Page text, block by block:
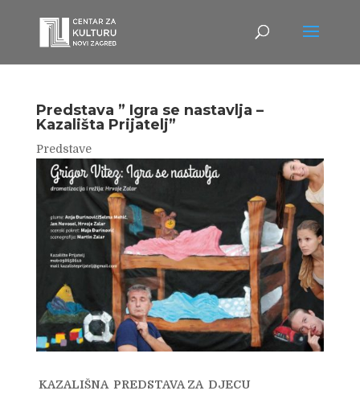
Predstava ” Igra se nastavlja –
Kazališta Prijatelj”
Predstave
KAZALIŠNA PREDSTAVA ZA DJECU